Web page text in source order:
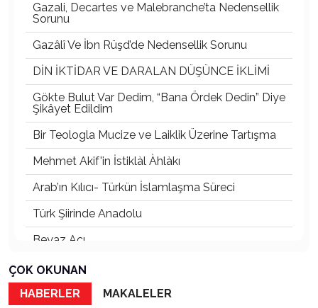
Gazali, Decartes ve Malebranche’ta Nedensellik
Sorunu
Gazâlî Ve İbn Rüşd’de Nedensellik Sorunu
DİN İKTİDAR VE DARALAN DÜŞÜNCE İKLİMİ
Gökte Bulut Var Dedim, “Bana Ördek Dedin” Diye
Şikâyet Edildim
Bir Teologla Mucize ve Laiklik Üzerine Tartışma
Mehmet Akif'in İstiklàl Àhlàkı
Arab’ın Kılıcı- Türkün İslamlaşma Süreci
Türk Şiirinde Anadolu
Beyaz Acı
Rhodıapolıs:Kumluca Ovasına Bakan Kayıp Şehir
Atsız’ı Bahane Ederek Atatürk’e ve Cumhuriyet’e
Saldırmak
ÇOK OKUNAN
HABERLER
MAKALELER